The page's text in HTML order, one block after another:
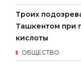
Троих
Ташкентом при
кислоты
ОБЩЕСТВО